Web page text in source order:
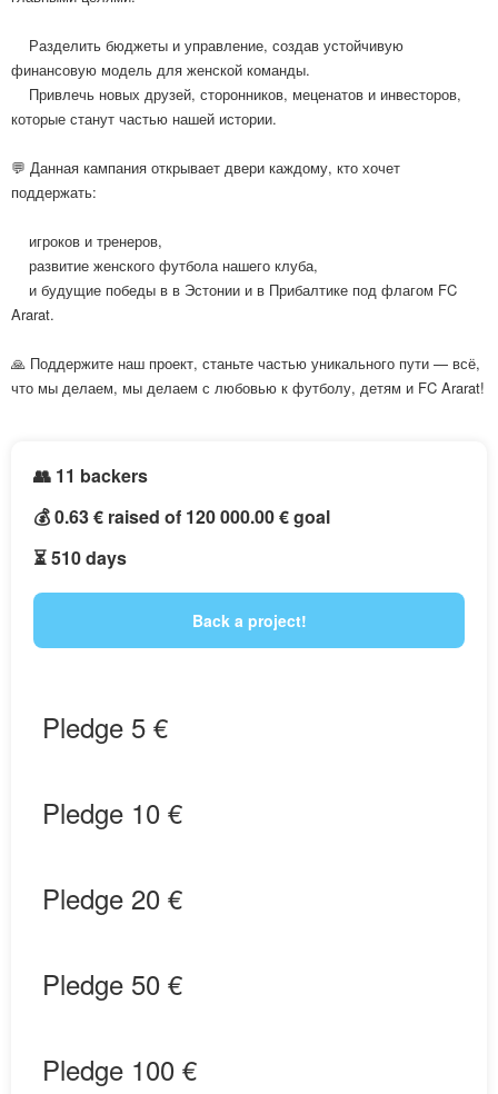
Разделить бюджеты и управление, создав устойчивую
финансовую модель для женской команды.
Привлечь новых друзей, сторонников, меценатов и инвесторов,
которые станут частью нашей истории.
💬 Данная кампания открывает двери каждому, кто хочет
поддержать:
игроков и тренеров,
развитие женского футбола нашего клуба,
и будущие победы в в Эстонии и в Прибалтике под флагом FC
Ararat.
🙏 Поддержите наш проект, станьте частью уникального пути — всё,
что мы делаем, мы делаем с любовью к футболу, детям и FC Ararat!
👥 11 backers
💰 0.63 € raised of 120 000.00 € goal
⏳ 510 days
Back a project!
Pledge 5 €
Pledge 10 €
Pledge 20 €
Pledge 50 €
Pledge 100 €